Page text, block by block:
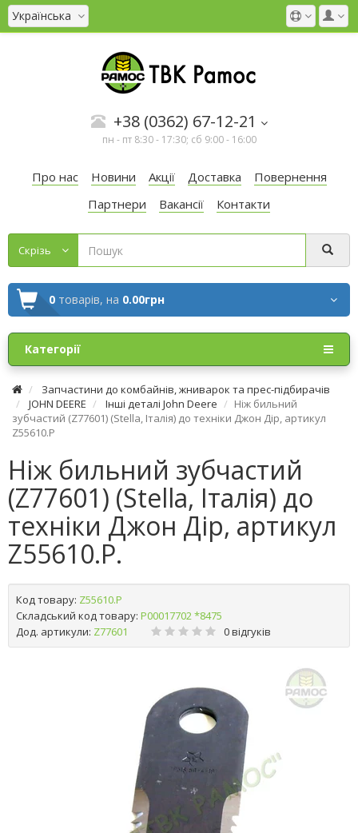
Українська
+38 (0362) 67-12-21
пн - пт 8:30 - 17:30; сб 9:00 - 16:00
Про нас Новини Акції Доставка
Повернення
Партнери
Вакансії Контакти
Cкрізь
0 товарів, на 0.00грн
Категорії
Запчастини до комбайнів, жниварок та прес-підбирачів
JOHN DEERE
Інші деталі John Deere
Ніж бильний
зубчастий (Z77601) (Stella, Італія) до техніки Джон Дір, артикул
Z55610.P
Ніж бильний зубчастий
(Z77601) (Stella, Італія) до
техніки Джон Дір, артикул
Z55610.P.
Код товару: Z55610.P
Складський код товару: Р00017702 *8475
Дод. артикули: Z77601 0 відгуків